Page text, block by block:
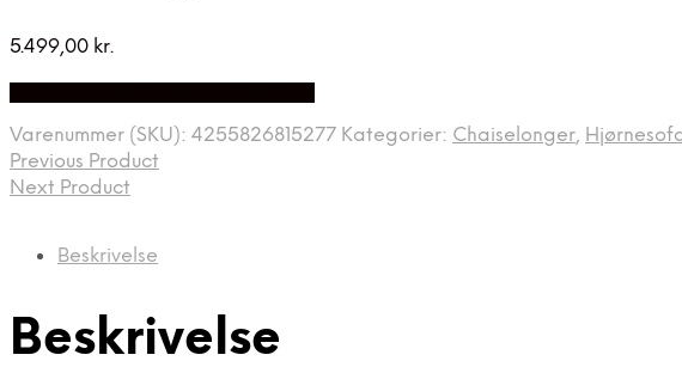
5.499,00 kr.
Varenummer (SKU): 4255826815277 Kategorier: Chaiselonger,
Previous Product
Next Product
Beskrivelse
Beskrivelse